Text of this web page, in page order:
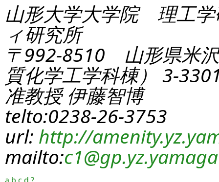
山形大学大学院 理工学
ィ研究所
〒992-8510 山形県米
質化学工学科棟） 3-
准教授 伊藤智博
telto:0238-26-3753
url: http://
mailto:c1